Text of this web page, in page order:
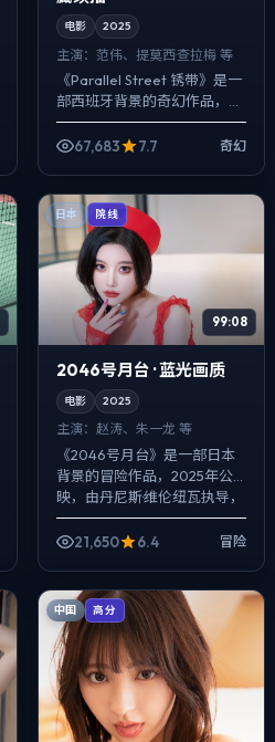
电影 2025
主演： 范伟、提莫西·查拉梅 等
《Parallel Street 锈带》是一
部西班牙背景的奇幻作品，
2025年公映，由宫崎骏执
导，范伟、提莫西·查拉梅、朱
67,683 7.7 奇幻
日本 院线
99:08
2046号月台 · 蓝光画质
电影 2025
主演： 赵涛、朱一龙 等
《2046号月台》是一部日本
背景的冒险作品，2025年公
映，由丹尼斯·维伦纽瓦执导，
赵涛、朱一龙、宋康昊等主
演。配乐克制，关键场面反而
21,650 6.4 冒险
中国 高分